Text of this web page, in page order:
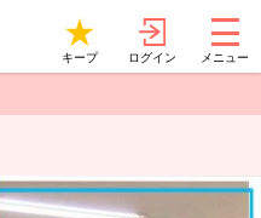
キープ ログイン メニュー